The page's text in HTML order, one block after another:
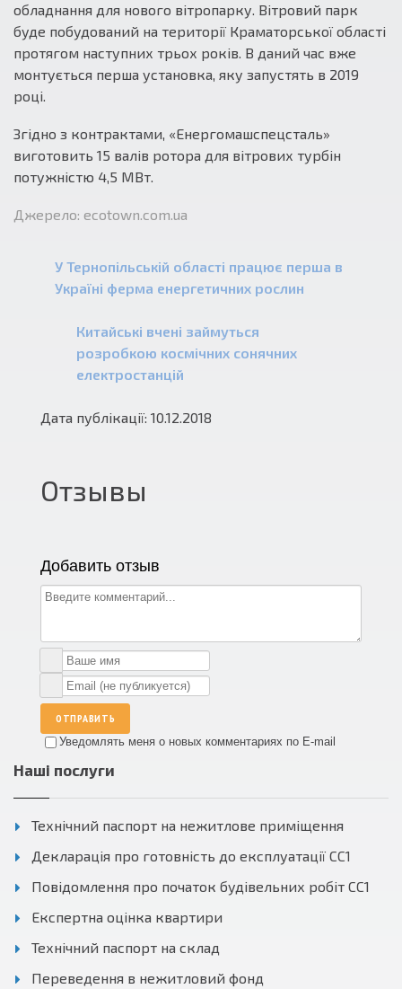
обладнання для нового вітропарку. Вітровий парк
буде побудований на території Краматорської області
протягом наступних трьох років. В даний час вже
монтується перша установка, яку запустять в 2019
році.
Згідно з контрактами, «Енергомашспецсталь»
виготовить 15 валів ротора для вітрових турбін
потужністю 4,5 МВт.
Джерело: ecotown.com.ua
У Тернопільській області працює перша в
Україні ферма енергетичних рослин
Китайські вчені займуться
розробкою космічних сонячних
електростанцій
Дата публікації: 10.12.2018
Отзывы
Добавить отзыв
ОТПРАВИТЬ
Уведомлять меня о новых комментариях по E-mail
Наші послуги
Технічний паспорт на нежитлове приміщення
Декларація про готовність до експлуатації СС1
Повідомлення про початок будівельних робіт СС1
Експертна оцінка квартири
Технічний паспорт на склад
Переведення в нежитловий фонд